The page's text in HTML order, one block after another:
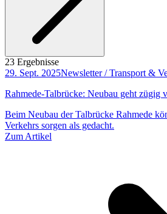
23 Ergebnisse
29. Sept. 2025Newsletter / Transport &
Rahmede-Talbrücke: Neubau geht zügig
Beim Neubau der Talbrücke Rahmede
Verkehrs sorgen als gedacht.
Zum Artikel